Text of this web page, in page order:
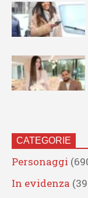
CATEGORIE
Personaggi
In evidenza